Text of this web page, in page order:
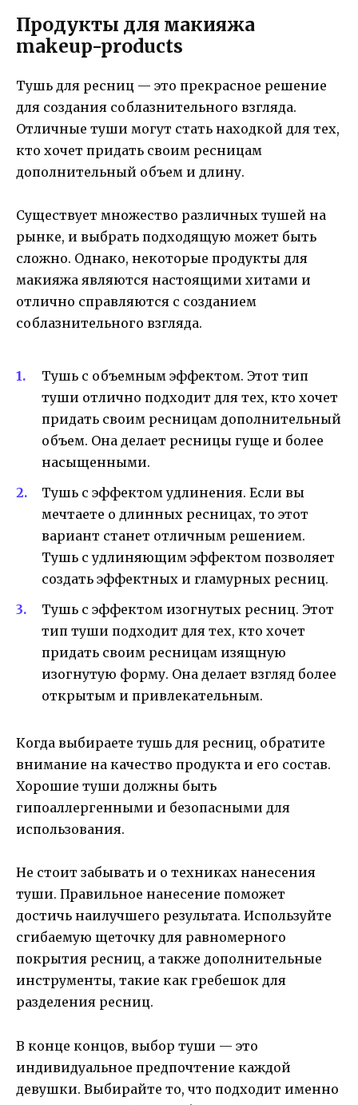
Продукты для макияжа
makeup-products
Тушь для ресниц — это прекрасное решение
для создания соблазнительного взгляда.
Отличные туши могут стать находкой для тех,
кто хочет придать своим ресницам
дополнительный объем и длину.
Существует множество различных тушей на
рынке, и выбрать подходящую может быть
сложно. Однако, некоторые продукты для
макияжа являются настоящими хитами и
отлично справляются с созданием
соблазнительного взгляда.
Тушь с объемным эффектом. Этот тип
туши отлично подходит для тех, кто хочет
придать своим ресницам дополнительный
объем. Она делает ресницы гуще и более
насыщенными.
Тушь с эффектом удлинения. Если вы
мечтаете о длинных ресницах, то этот
вариант станет отличным решением.
Тушь с удлиняющим эффектом позволяет
создать эффектных и гламурных ресниц.
Тушь с эффектом изогнутых ресниц. Этот
тип туши подходит для тех, кто хочет
придать своим ресницам изящную
изогнутую форму. Она делает взгляд более
открытым и привлекательным.
Когда выбираете тушь для ресниц, обратите
внимание на качество продукта и его состав.
Хорошие туши должны быть
гипоаллергенными и безопасными для
использования.
Не стоит забывать и о техниках нанесения
туши. Правильное нанесение поможет
достичь наилучшего результата. Используйте
сгибаемую щеточку для равномерного
покрытия ресниц, а также дополнительные
инструменты, такие как гребешок для
разделения ресниц.
В конце концов, выбор туши — это
индивидуальное предпочтение каждой
девушки. Выбирайте то, что подходит именно